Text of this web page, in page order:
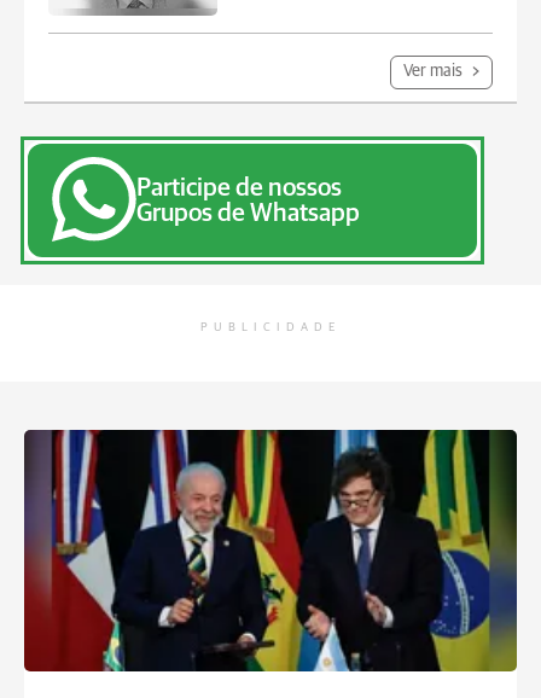
Ver mais
Participe de nossos
Grupos de Whatsapp
PUBLICIDADE